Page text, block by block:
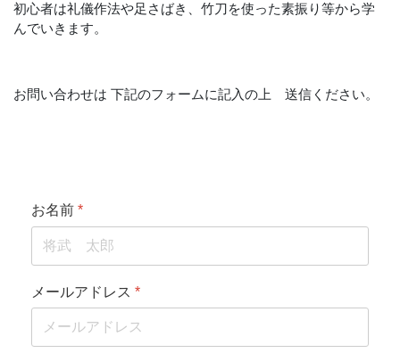
初心者は礼儀作法や足さばき、竹刀を使った素振り等から学
んでいきます。
お問い合わせは 下記のフォームに記入の上 送信ください。
お名前 *
メールアドレス *